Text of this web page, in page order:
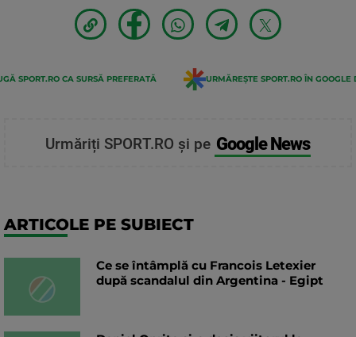
SPORT.RO CA SURSĂ PREFERATĂ URMĂREȘTE SPORT.RO ÎN GOOGLE
Urmăriți SPORT.RO și pe Google News
ARTICOLE PE SUBIECT
Ce se întâmplă cu Francois Letexier
după scandalul din Argentina - Egipt